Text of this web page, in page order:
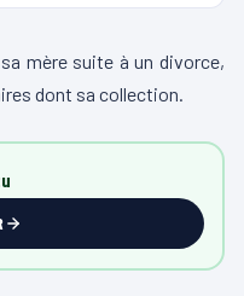
mère suite à un divorce,
dont sa collection.